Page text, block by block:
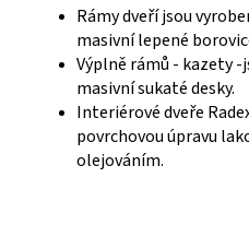
Rámy dveří jsou
masivní lepené
Výplně rámů - kazety
masivní sukaté desky.
Interiérové dveře
povrchovou úpravu
olejováním.